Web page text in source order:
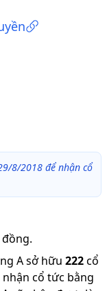
8/2018 để nhận cổ
A sở hữu 222cổ
cổ tức bằng